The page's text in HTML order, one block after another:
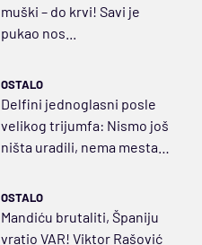
muški – do krvi! Savi je
pukao nos...
OSTALO
Delfini jednoglasni posle
velikog trijumfa: Nismo još
ništa uradili, nema mesta
OSTALO
Mandiću brutaliti, Španiju
vratio VAR! Viktor Rašović